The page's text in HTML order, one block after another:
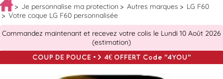
Je personnalise ma protection Autres marques
LG F60
Votre coque LG F60 personnalisée
Commandez maintenant et recevez votre colis le Lundi 10 Août 2026
(estimation)
COUP DE POUCE => 4€ OFFERT Code "4YOU"